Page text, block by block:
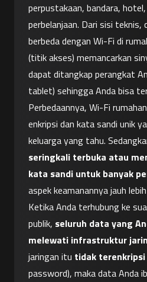
perpustakaan, bandara,
perbelanjaan. Dari sisi teknis,
berbeda dengan Wi-Fi di
(titik akses) memancarkan
dapat ditangkap perangkat
tablet) sehingga Anda bisa
Perbedaannya, Wi-Fi
enkripsi dan kata sandi unik
keluarga yang tahu.
seringkali terbuka atau
kata sandi untuk banyak
aspek keamanannya jauh
Ketika Anda terhubung ke
publik, seluruh data yang
melewati infrastruktur
jaringan itu tidak terenkripsi
password), maka data Anda